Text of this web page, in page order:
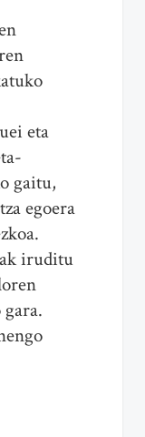
eta
gaitu,
egoera
iruditu